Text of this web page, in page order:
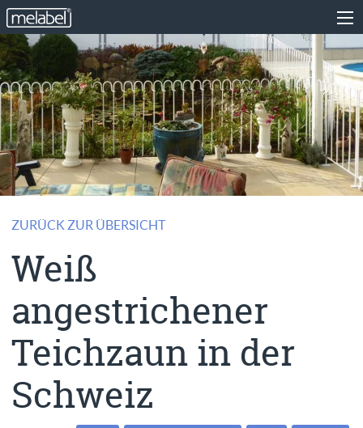
ZURÜCK ZUR ÜBERSICHT
Weiß
angestrichener
Teichzaun in der
Schweiz